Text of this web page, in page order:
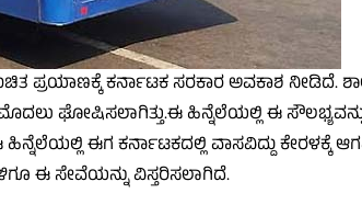
ಪ್ರಯಾಣಕ್ಕೆ ಕರ್ನಾಟಕ ಸರಕಾರ ಅವಕಾಶ ನೀಡಿದೆ.
ಘೋಷಿಸಲಾಗಿತ್ತು.ಈ ಹಿನ್ನೆಲೆಯಲ್ಲಿ ಈ
ಈಗ ಕರ್ನಾಟಕದಲ್ಲಿ ವಾಸವಿದ್ದು ಕೇರಳಕ್ಕೆ
ಳಿಗೂ ಈ ಸೇವೆಯನ್ನು ವಿಸ್ತರಿಸಲಾಗಿದೆ.